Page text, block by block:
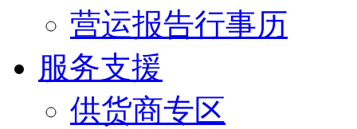
营运报告行事历
服务支援
供货商专区